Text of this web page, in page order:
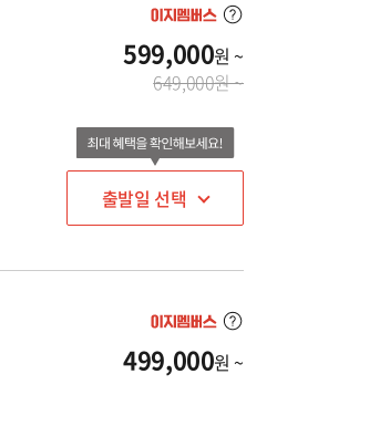
599,000원 ~
649,000원 ~
출발일 선택
499,000원 ~